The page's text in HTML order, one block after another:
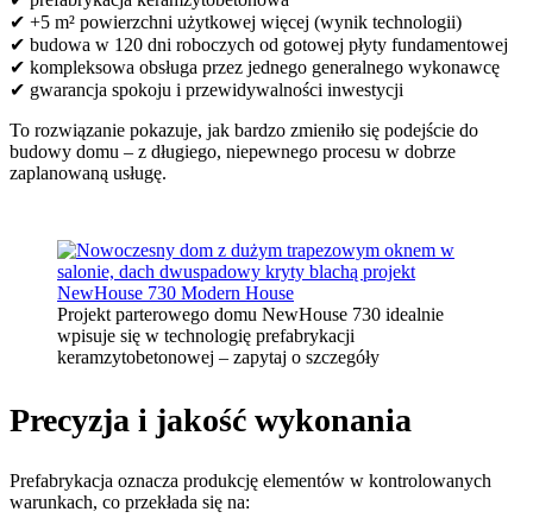
✔ +5 m² powierzchni użytkowej więcej (wynik technologii)
✔ budowa w 120 dni roboczych od gotowej płyty fundamentowej
✔ kompleksowa obsługa przez jednego generalnego wykonawcę
✔ gwarancja spokoju i przewidywalności inwestycji
To rozwiązanie pokazuje, jak bardzo zmieniło się podejście do
budowy domu – z długiego, niepewnego procesu w dobrze
zaplanowaną usługę.
Projekt parterowego domu NewHouse 730 idealnie
wpisuje się w technologię prefabrykacji
keramzytobetonowej – zapytaj o szczegóły
Precyzja i jakość wykonania
Prefabrykacja oznacza produkcję elementów w kontrolowanych
warunkach, co przekłada się na: